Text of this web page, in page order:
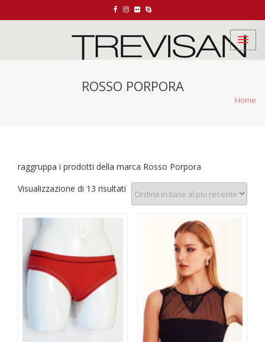
ROSSO PORPORA
Home
raggruppa i prodotti della marca Rosso Porpora
Visualizzazione di 13 risultati